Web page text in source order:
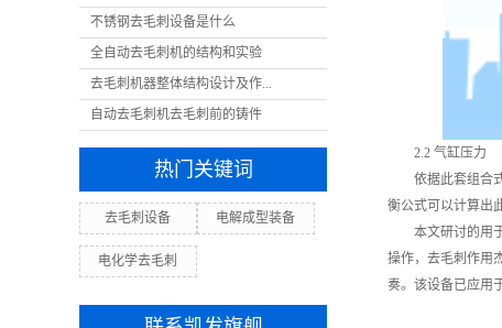
不锈钢去毛刺设备是什么
全自动去毛刺机的结构和实验
去毛刺机器整体结构设计及作...
自动去毛刺机去毛刺前的铸件
热门关键词
去毛刺设备 电解成型装备
电化学去毛刺
2.2 气缸压力
依据此套组合式
衡公式可以计算出
本文研讨的用于
操作，去毛刺作用
奏。该设备已应用